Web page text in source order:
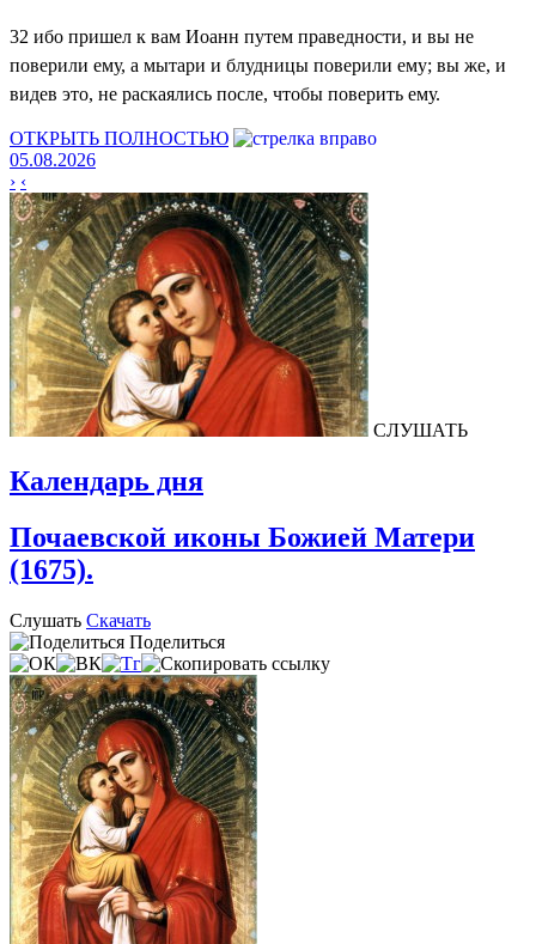
32 ибо пришел к вам Иоанн путем праведности, и вы не
поверили ему, а мытари и блудницы поверили ему; вы же, и
видев это, не раскаялись после, чтобы поверить ему.
ОТКРЫТЬ ПОЛНОСТЬЮ
05.08.2026
› ‹
СЛУШАТЬ
Календарь дня
Почаевской иконы Божией Матери
(1675).
Слушать Скачать
Поделиться